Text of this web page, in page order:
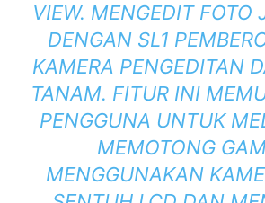
VIEW. MENGEDIT FOTO
DENGAN SL1
KAMERA PENGEDITAN
TANAM. FITUR INI
PENGGUNA UNTUK
MEMOTONG
MENGGUNAKAN